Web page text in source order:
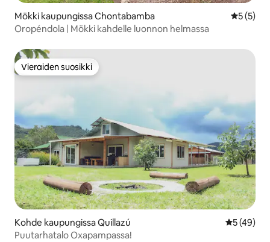
Mökki kaupungissa Chontabamba
5 (5)
Oropéndola | Mökki kahdelle luonnon helmassa
Vieraiden suosikki
Vieraiden suosikki
Kohde kaupungissa Quillazú
5 (49)
Puutarhatalo Oxapampassa!